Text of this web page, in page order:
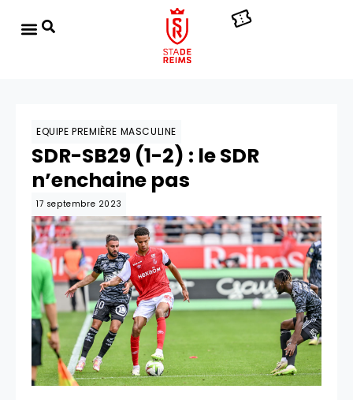
EQUIPE PREMIÈRE MASCULINE
SDR-SB29 (1-2) : le SDR
n’enchaine pas
17 septembre 2023